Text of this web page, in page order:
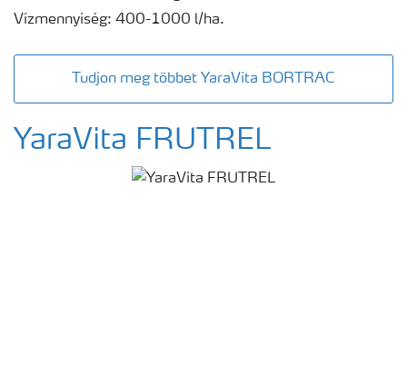
Vízmennyiség: 400-1000 l/ha.
Tudjon meg többet YaraVita BORTRAC
YaraVita FRUTREL